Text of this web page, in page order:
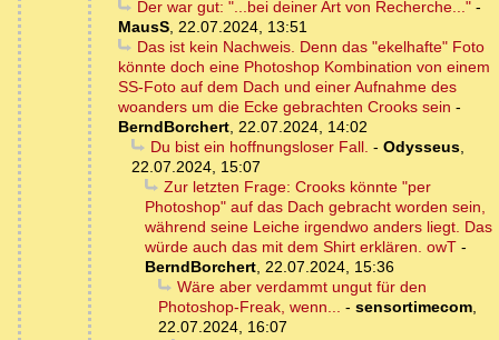
Der war gut: "...bei deiner Art von Recherche..."-
MausS, 22.07.2024, 13:51
Das ist kein Nachweis. Denn das "ekelhafte" Foto
könnte doch eine Photoshop Kombination von einem
SS-Foto auf dem Dach und einer Aufnahme des
woanders um die Ecke gebrachten Crooks sein -
BerndBorchert, 22.07.2024, 14:02
Du bist ein hoffnungsloser Fall. - Odysseus,
22.07.2024, 15:07
Zur letzten Frage: Crooks könnte "per
Photoshop" auf das Dach gebracht worden sein,
während seine Leiche irgendwo anders liegt. Das
würde auch das mit dem Shirt erklären. owT -
BerndBorchert, 22.07.2024, 15:36
Wäre aber verdammt ungut für den
Photoshop-Freak, wenn... - sensortimecom,
22.07.2024, 16:07